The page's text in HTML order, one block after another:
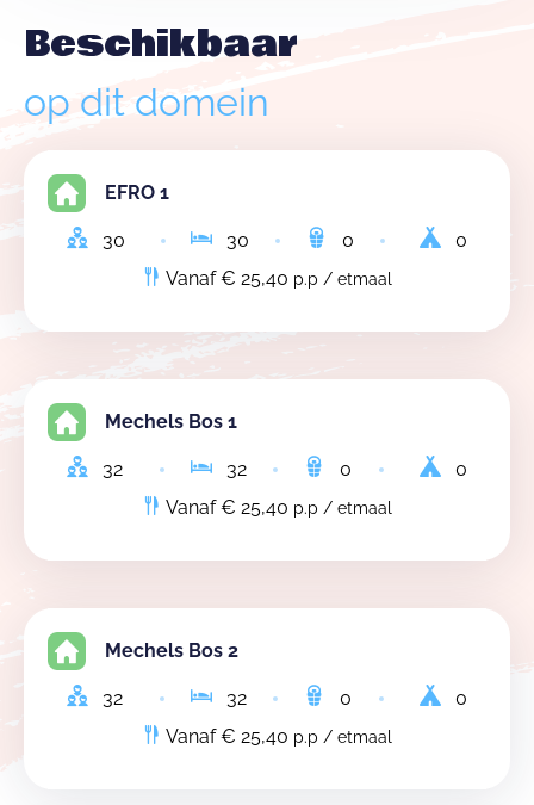
Beschikbaar
op dit domein
EFRO 1
30 30 0
0
Vanaf € 25,40 p.p / etmaal
Mechels Bos 1
32 32 0
0
Vanaf € 25,40 p.p / etmaal
Mechels Bos 2
32 32 0
0
Vanaf € 25,40 p.p / etmaal